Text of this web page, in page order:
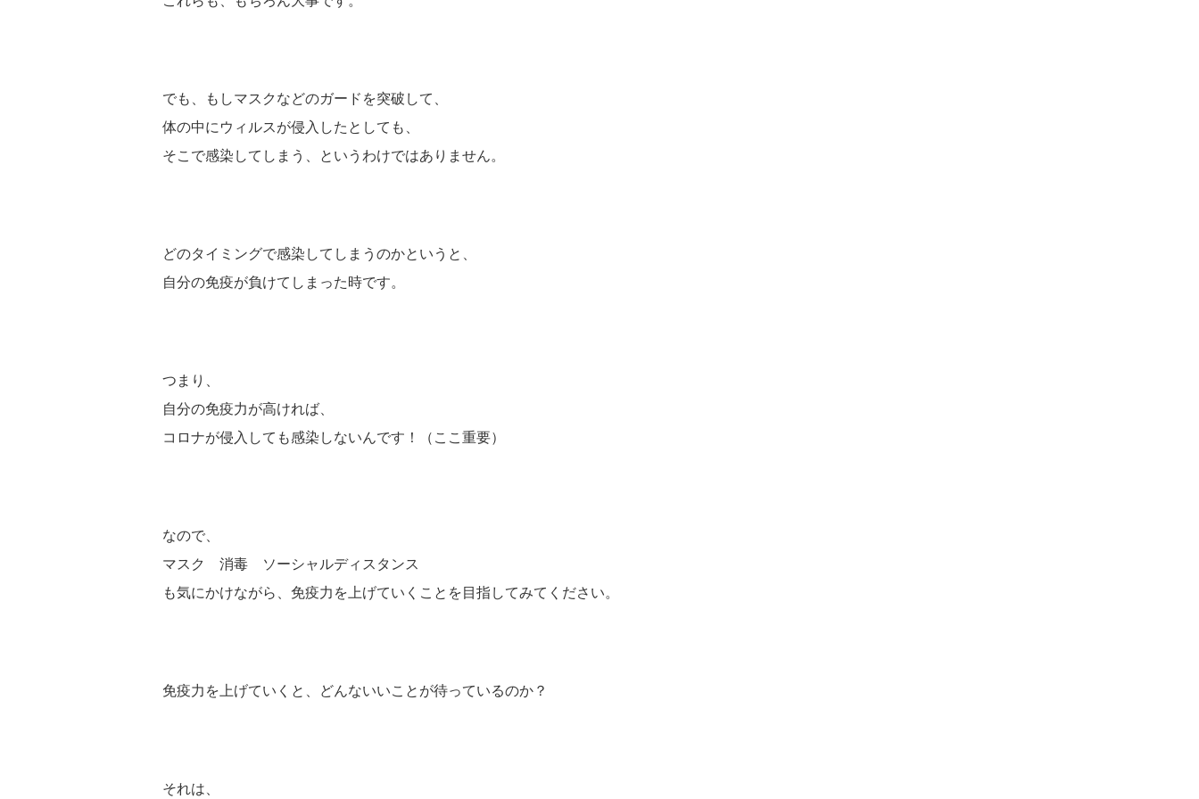
でも、もしマスクなどのガードを突破して、
体の中にウィルスが侵入したとしても、
そこで感染してしまう、というわけではありません。
どのタイミングで感染してしまうのかというと、
自分の免疫が負けてしまった時です。
つまり、
自分の免疫力が高ければ、
コロナが侵入しても感染しないんです！（ここ重要）
なので、
マスク 消毒 ソーシャルディスタンス
も気にかけながら、免疫力を上げていくことを目指してみてください。
免疫力を上げていくと、どんないいことが待っているのか？
それは、